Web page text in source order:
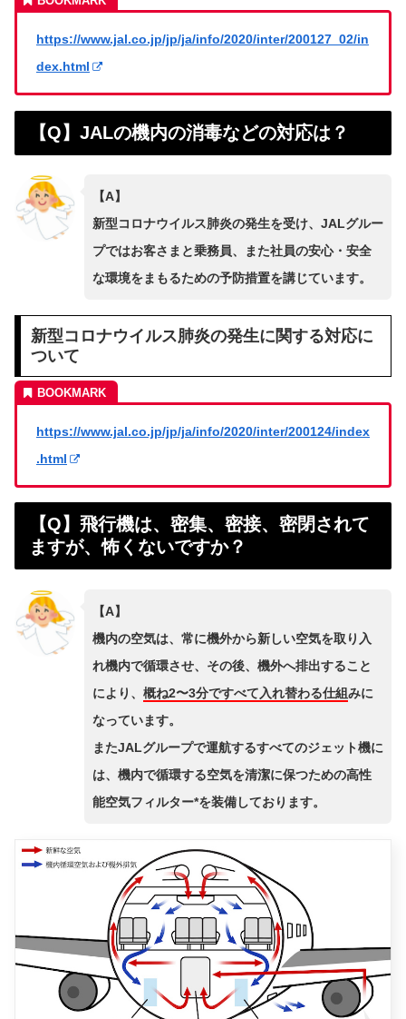
https://www.jal.co.jp/jp/ja/info/2020/inter/200127_02/in
dex.html
【Q】JALの機内の消毒などの対応は？
【A】
新型コロナウイルス肺炎の発生を受け、JALグルー
プではお客さまと乗務員、また社員の安心・安全
な環境をまもるための予防措置を講じています。
新型コロナウイルス肺炎の発生に関する対応に
ついて
https://www.jal.co.jp/jp/ja/info/2020/inter/200124/index
.html
【Q】飛行機は、密集、密接、密閉されて
ますが、怖くないですか？
【A】
機内の空気は、常に機外から新しい空気を取り入
れ機内で循環させ、その後、機外へ排出すること
により、 概ね2〜3分ですべて入れ替わる仕組みに
なっています。
またJALグループで運航するすべてのジェット機に
は、機内で循環する空気を清潔に保つための高性
能空気フィルター*を装備しております。